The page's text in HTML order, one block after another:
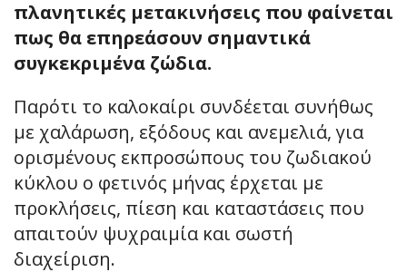
πλανητικές μετακινήσεις που φαίνεται
πως θα επηρεάσουν σημαντικά
συγκεκριμένα ζώδια.
Παρότι το καλοκαίρι συνδέεται συνήθως
με χαλάρωση, εξόδους και ανεμελιά, για
ορισμένους εκπροσώπους του ζωδιακού
κύκλου ο φετινός μήνας έρχεται με
προκλήσεις, πίεση και καταστάσεις που
απαιτούν ψυχραιμία και σωστή
διαχείριση.